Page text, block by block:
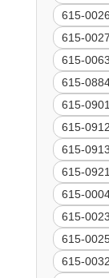
615-
615-
615-
615-
615-
615-
615-
615-
615-
615-
615-
615-